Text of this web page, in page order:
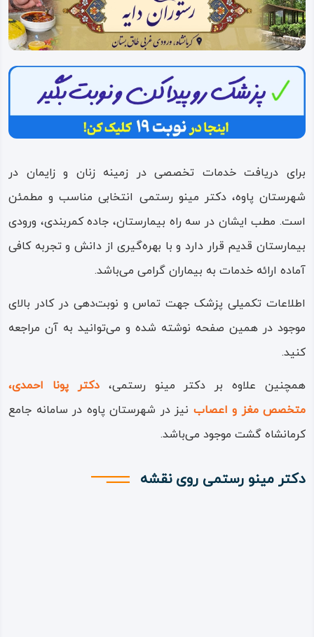
درباره
ما
برای دریافت خدمات تخصصی در زمینه زنان و زایمان در
شهرستان پاوه، دکتر مینو رستمی انتخابی مناسب و مطمئن
است. مطب ایشان در سه راه بیمارستان، جاده کمربندی، ورودی
بیمارستان قدیم قرار دارد و با بهره‌گیری از دانش و تجربه کافی
آماده ارائه خدمات به بیماران گرامی می‌باشد.
اطلاعات تکمیلی پزشک جهت تماس و نوبت‌دهی در کادر بالای
موجود در همین صفحه نوشته شده و می‌توانید به آن مراجعه
کنید.
همچنین علاوه بر دکتر مینو رستمی،دکتر پونا احمدی،
متخصص مغز و اعصاب نیز در شهرستان پاوه در سامانه جامع
کرمانشاه گشت موجود می‌باشد.
دکتر مینو رستمی روی نقشه